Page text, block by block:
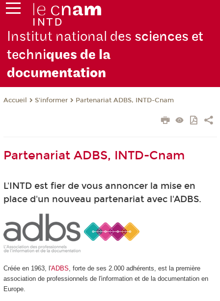
Institut national des sciences et
techniques de la
documentation
Accueil S'informer Partenariat ADBS, INTD-Cnam
Partenariat ADBS, INTD-Cnam
L'INTD est fier de vous annoncer la mise en
place d'un nouveau partenariat avec l'ADBS.
Créée en 1963, l 'ADBS, forte de ses 2.000 adhérents, est la première
association de professionnels de l'information et de la documentation en
Europe.